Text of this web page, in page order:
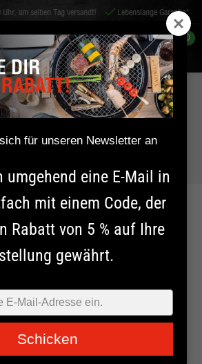
selben Tag versandt! Lebenslange Garantie*
0
rechteckig medium - black edition
rechteckig | konro- & yakitori grill - black
SHICHIRIN GRILL
& YAKITORI GRILL -
für unseren Newsletter an
umgehend eine E-Mail in
mit einem Code, der
Rabatt von 5 % auf Ihre
gewährt.
Schicken